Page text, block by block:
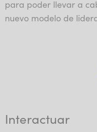
para poder llevar a
nuevo modelo de
Interactuar